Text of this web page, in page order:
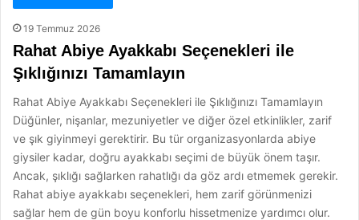
19 Temmuz 2026
Rahat Abiye Ayakkabı Seçenekleri ile
Şıklığınızı Tamamlayın
Rahat Abiye Ayakkabı Seçenekleri ile Şıklığınızı Tamamlayın
Düğünler, nişanlar, mezuniyetler ve diğer özel etkinlikler, zarif
ve şık giyinmeyi gerektirir. Bu tür organizasyonlarda abiye
giysiler kadar, doğru ayakkabı seçimi de büyük önem taşır.
Ancak, şıklığı sağlarken rahatlığı da göz ardı etmemek gerekir.
Rahat abiye ayakkabı seçenekleri, hem zarif görünmenizi
sağlar hem de gün boyu konforlu hissetmenize yardımcı olur.